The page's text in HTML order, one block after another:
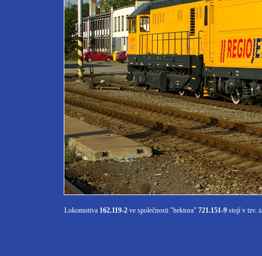
Lokomotiva 162.119-2 ve společnosti "hektora" 721.151-9 stojí v tzv.